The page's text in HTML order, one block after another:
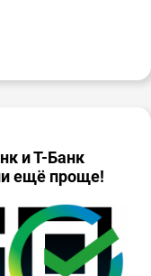
и Т-Банк
ещё проще!